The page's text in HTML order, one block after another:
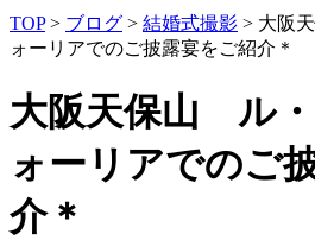
TOP> ブログ > 結婚式撮影 > 大阪
ォーリアでのご披露宴をご紹介＊
大阪天保山 ル
ォーリアでのご
介＊